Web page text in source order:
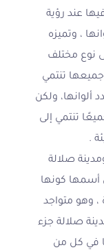
عند رؤية
، وتميزه
نوع مختلف
تنتمي
ألوانها، ولكن
تنتمي إلى
.
صلالة
أسمها كونها
، وهو متواجد
صلالة جزء
في كل من